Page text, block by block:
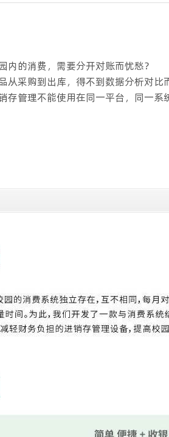
内的消费，需要分开对账而忧愁？
从采购到出库，得不到数据分析对比
存管理不能使用在同一平台，同一系